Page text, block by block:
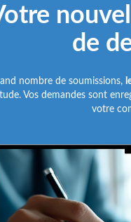
de
nombre de soumissions,
Vos demandes sont
votre